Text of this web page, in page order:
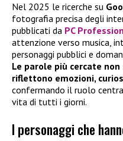
Nel 2025 le ricerche su
fotografia precisa degli
pubblicati da PC
attenzione verso musica,
personaggi pubblici e
Le parole più cercate
riflettono emozioni,
confermando il ruolo
vita di tutti i giorni.
I personaggi che